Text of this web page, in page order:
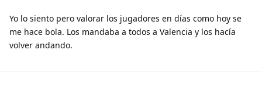
Yo lo siento pero valorar los jugadores en días como hoy se
me hace bola. Los mandaba a todos a Valencia y los hacía
volver andando.